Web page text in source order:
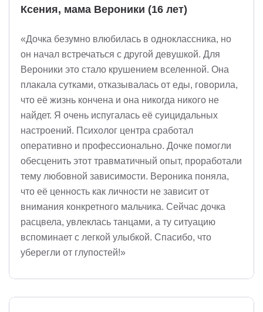
Ксения, мама Вероники (16 лет)
«Дочка безумно влюбилась в одноклассника, но
он начал встречаться с другой девушкой. Для
Вероники это стало крушением вселенной. Она
плакала сутками, отказывалась от еды, говорила,
что её жизнь кончена и она никогда никого не
найдет. Я очень испугалась её суицидальных
настроений. Психолог центра сработал
оперативно и профессионально. Дочке помогли
обесценить этот травматичный опыт, проработали
тему любовной зависимости. Вероника поняла,
что её ценность как личности не зависит от
внимания конкретного мальчика. Сейчас дочка
расцвела, увлеклась танцами, а ту ситуацию
вспоминает с легкой улыбкой. Спасибо, что
уберегли от глупостей!»